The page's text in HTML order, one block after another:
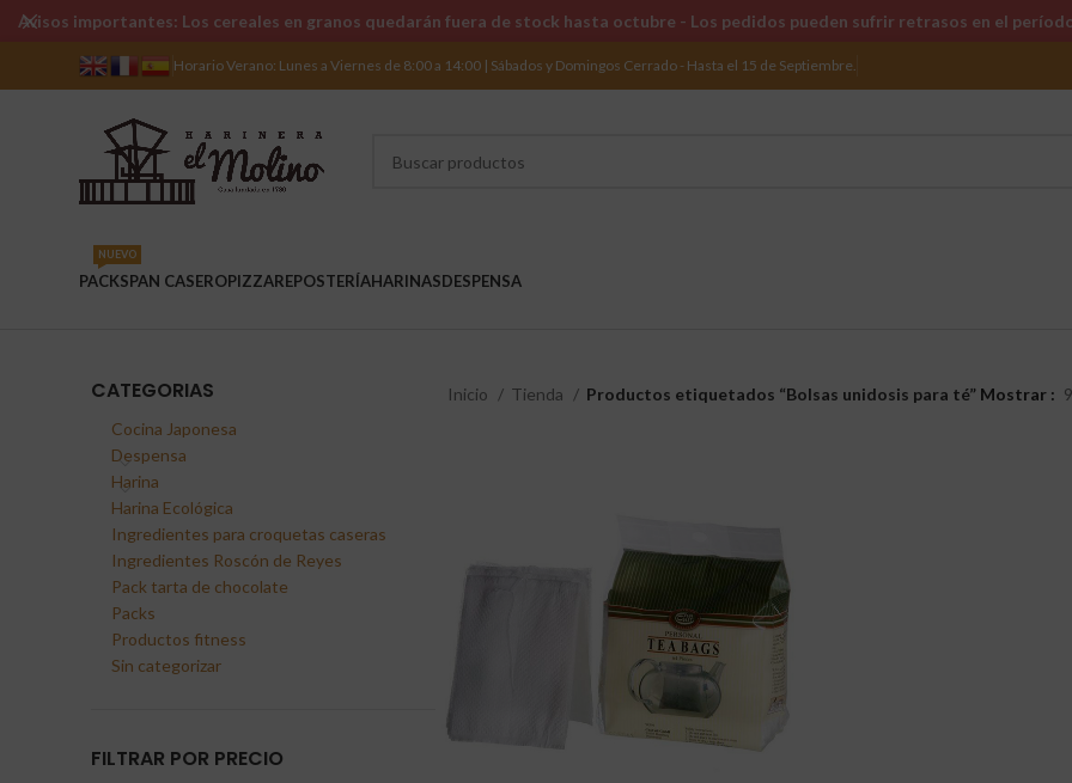
Horario Verano: Lunes a Viernes de 8:00 a 14:00 | Sábados y Domingos Cerrado - Hasta el 15 de Septiembre.
PACKS
NUEVO
PAN CASEROPIZZAREPOSTERÍAHARINASDESPENSA
CATEGORIAS
Cocina Japonesa
Despensa
Harina
Harina Ecológica
Ingredientes para croquetas caseras
Ingredientes Roscón de Reyes
Pack tarta de chocolate
Packs
Productos fitness
Sin categorizar
FILTRAR POR PRECIO
Inicio Tienda Productos etiquetados “Bolsas unidosis para té” Mostrar 9
Avisos importantes: Los cereales en granos quedarán fuera de stock hasta octubre - Los pedidos pueden sufrir retrasos en el